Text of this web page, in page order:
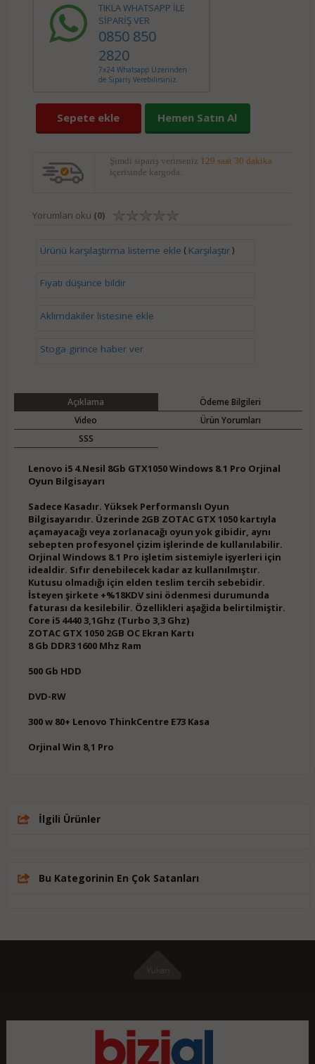
TIKLA WHATSAPP İLE
SİPARİŞ VER
0850 850
2820
7x24 Whatsapp Üzerinden
de Sipariş Verebilirsiniz.
Sepete ekle Hemen Satın Al
Şimdi sipariş verirseniz 129 saat 30 dakika
içerisinde kargoda.
Yorumları oku (0)
Ürünü karşılaştırma listeme ekle ( Karşılaştır)
Fiyatı düşünce bildir
Aklımdakiler listesine ekle
Stoga girince haber ver
Açıklama
Ödeme Bilgileri
Video
Ürün Yorumları
SSS
Lenovo i5 4.Nesil 8Gb GTX1050 Windows 8.1 Pro Orjinal
Oyun Bilgisayarı
Sadece Kasadır. Yüksek Performanslı Oyun
Bilgisayarıdır. Üzerinde 2GB ZOTAC GTX 1050 kartıyla
açamayacağı veya zorlanacağı oyun yok gibidir, aynı
sebepten profesyonel çizim işlerinde de kullanılabilir.
Orjinal Windows 8.1 Pro işletim sistemiyle işyerleri için
idealdir. Sıfır denebilecek kadar az kullanılmıştır.
Kutusu olmadığı için elden teslim tercih sebebidir.
İsteyen şirkete +%18KDV sini ödenmesi durumunda
faturası da kesilebilir. Özellikleri aşağida belirtilmiştir.
Core i5 4440 3,1Ghz (Turbo 3,3 Ghz)
ZOTAC GTX 1050 2GB OC Ekran Kartı
8 Gb DDR3 1600 Mhz Ram
500 Gb HDD
DVD-RW
300 w 80+ Lenovo ThinkCentre E73 Kasa
Orjinal Win 8,1 Pro
İlgili Ürünler
Bu Kategorinin En Çok Satanları